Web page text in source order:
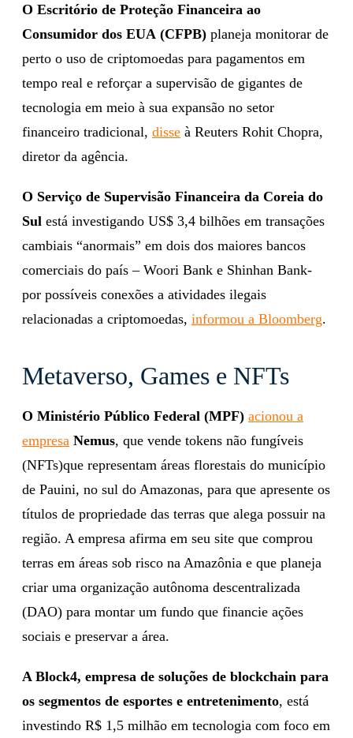
O Escritório de Proteção Financeira ao
Consumidor dos EUA (CFPB) planeja monitorar de
perto o uso de criptomoedas para pagamentos em
tempo real e reforçar a supervisão de gigantes de
tecnologia em meio à sua expansão no setor
financeiro tradicional, disse à Reuters Rohit Chopra,
diretor da agência.
O Serviço de Supervisão Financeira da Coreia do
Sul está investigando US$ 3,4 bilhões em transações
cambiais “anormais” em dois dos maiores bancos
comerciais do país – Woori Bank e Shinhan Bank-
por possíveis conexões a atividades ilegais
relacionadas a criptomoedas, informou a Bloomberg.
Metaverso, Games e NFTs
O Ministério Público Federal (MPF) acionou a
empresa Nemus, que vende tokens não fungíveis
(NFTs)que representam áreas florestais do município
de Pauini, no sul do Amazonas, para que apresente os
títulos de propriedade das terras que alega possuir na
região. A empresa afirma em seu site que comprou
terras em áreas sob risco na Amazônia e que planeja
criar uma organização autônoma descentralizada
(DAO) para montar um fundo que financie ações
sociais e preservar a área.
A Block4, empresa de soluções de blockchain para
os segmentos de esportes e entretenimento, está
investindo R$ 1,5 milhão em tecnologia com foco em